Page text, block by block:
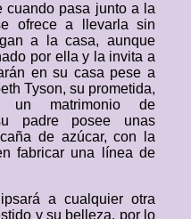
cuando pasa junto a la
ofrece a llevarla sin
a la casa, aunque
por ella y la invita a
en su casa pese a
Tyson, su prometida,
matrimonio de
padre posee unas
de azúcar, con la
fabricar una línea de
a cualquier otra
y su belleza, por lo